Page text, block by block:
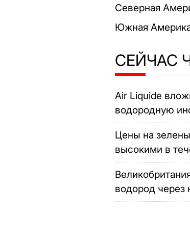
Северная
Южная
СЕЙЧАС
Air Liquide
водородную
Цены на
высокими в
водород через